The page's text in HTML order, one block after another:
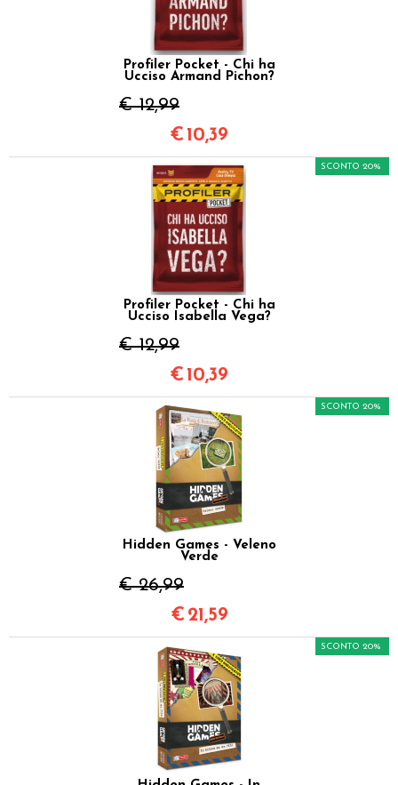
Profiler Pocket - Chi ha
Ucciso Armand Pichon?
€ 12,99
€ 10,39
Profiler Pocket - Chi ha
Ucciso Isabella Vega?
€ 12,99
SCONTO 20%
€ 10,39
Hidden Games - Veleno
Verde
€ 26,99
SCONTO 20%
€ 21,59
SCONTO 20%